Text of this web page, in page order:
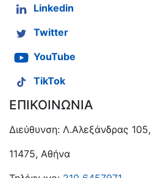
Linkedin
Twitter
YouTube
TikTok
ΕΠΙΚΟΙΝΩΝΙΑ
Διεύθυνση: Λ.Αλεξάνδρας 105,
11475, Αθήνα